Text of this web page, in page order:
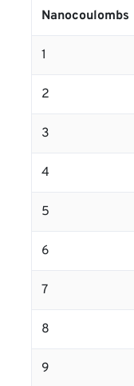
Nanocoulombs
1
2
3
4
5
6
7
8
9